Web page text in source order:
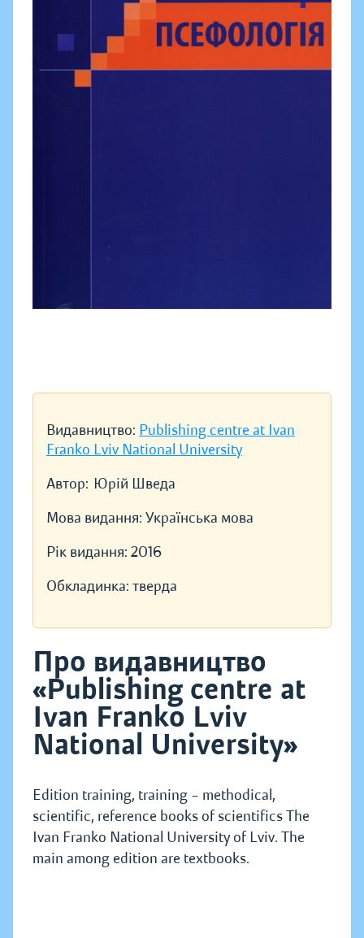
Видавництво: Publishing centre at Ivan
Franko Lviv National University
Автор: Юрій Шведа
Мова видання: Українська мова
Рік видання: 2016
Обкладинка: тверда
Про видавництво
«Publishing centre at
Ivan Franko Lviv
National University»
Edition training, training – methodical,
scientific, reference books of scientifics The
Ivan Franko National University of Lviv. The
main among edition are textbooks.